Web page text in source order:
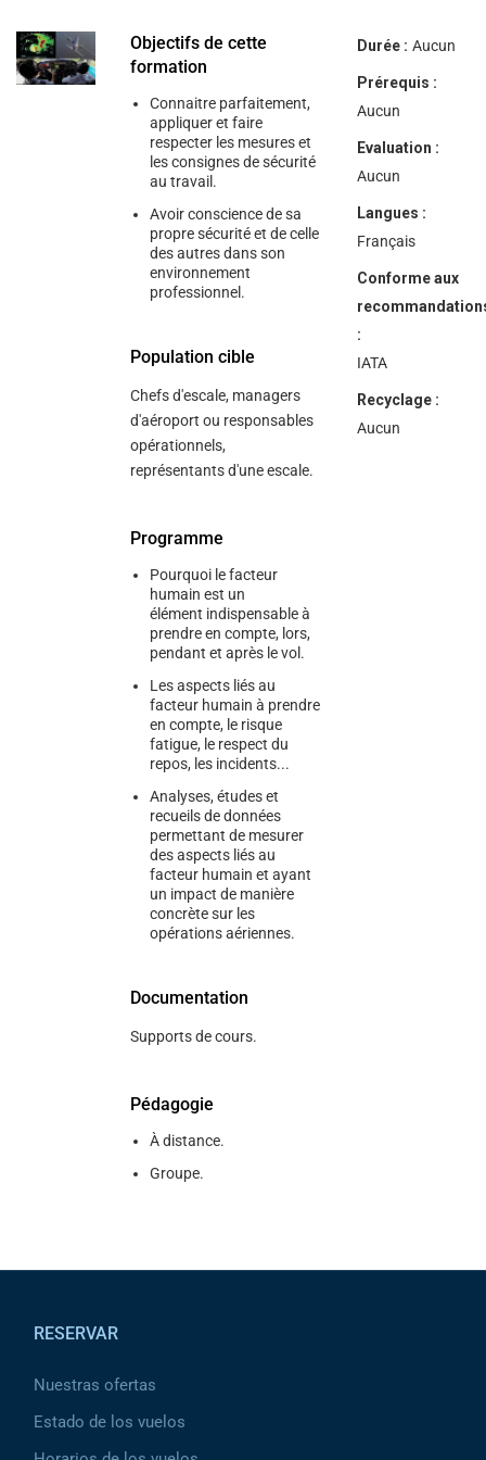
navigate
and
interact
Objectifs de cette
formation
Connaitre parfaitement,
appliquer et faire
respecter les mesures et
les consignes de sécurité
au travail.
Avoir conscience de sa
propre sécurité et de celle
des autres dans son
environnement
professionnel.
Population cible
Chefs d'escale, managers
d'aéroport ou responsables
opérationnels,
représentants d'une escale.
Programme
Pourquoi le facteur
humain est un
élément indispensable à
prendre en compte, lors,
pendant et après le vol.
Les aspects liés au
facteur humain à prendre
en compte, le risque
fatigue, le respect du
repos, les incidents...
Analyses, études et
recueils de données
permettant de mesurer
des aspects liés au
facteur humain et ayant
un impact de manière
concrète sur les
opérations aériennes.
Documentation
Supports de cours.
Pédagogie
À distance.
Groupe.
Durée : Aucun
Prérequis :
Aucun
Evaluation :
Aucun
Langues :
Français
Conforme aux
:
IATA
Recyclage :
Aucun
RESERVAR
Nuestras ofertas
Estado de los vuelos